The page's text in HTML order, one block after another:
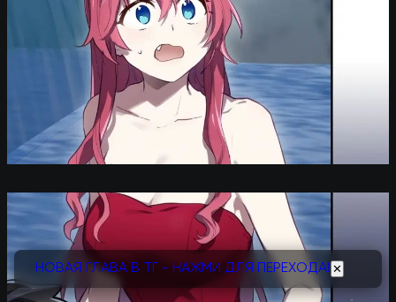
НОВАЯ ГЛАВА В ТГ - НАЖМИ ДЛЯ ПЕРЕХОДА! ✕